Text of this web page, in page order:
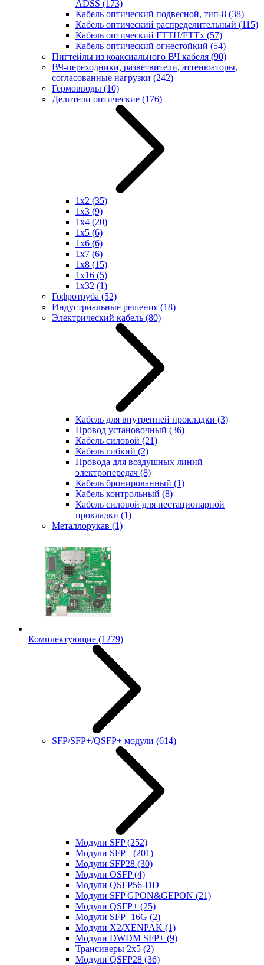
ADSS (173)
Кабель оптический подвесной, тип-8 (38)
Кабель оптический распределительный (115)
Кабель оптический FTTH/FTTx (57)
Кабель оптический огнестойкий (54)
Пигтейлы из коаксиального ВЧ кабеля (90)
ВЧ-переходники, разветвители, аттенюаторы,
согласованные нагрузки (242)
Гермовводы (10)
Делители оптические (176)
1x2 (35)
1x3 (9)
1x4 (20)
1x5 (6)
1x6 (6)
1x7 (6)
1x8 (15)
1x16 (5)
1x32 (1)
Гофротруба (52)
Индустриальные решения (18)
Электрический кабель (80)
Кабель для внутренней прокладки (3)
Провод установочный (36)
Кабель силовой (21)
Кабель гибкий (2)
Провода для воздушных линий
электропередач (8)
Кабель бронированный (1)
Кабель контрольный (8)
Кабель силовой для нестационарной
прокладки (1)
Металлорукав (1)
Комплектующие (1279)
SFP/SFP+/QSFP+ модули (614)
Модули SFP(252)
Модули SFP+ (201)
Модули SFP28 (30)
Модули OSFP(4)
Модули QSFP56-DD
Модули SFP GPON&GEPON (21)
Модули QSFP+ (25)
Модули SFP+16G (2)
Модули X2/XENPAK (1)
Модули DWDM SFP+ (9)
Трансиверы 2x5 (2)
Модули QSFP28 (36)